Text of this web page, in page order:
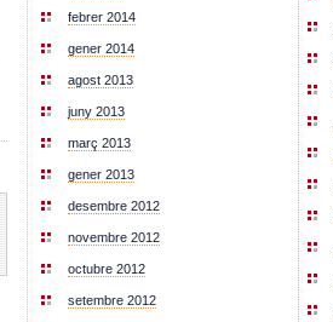
febrer 2014
gener 2014
agost 2013
juny 2013
març 2013
gener 2013
desembre 2012
novembre 2012
octubre 2012
setembre 2012